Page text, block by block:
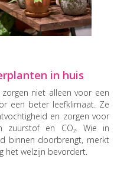
in huis
niet alleen voor een
een beter leefklimaat. Ze
en zorgen voor
zuurstof en CO₂. Wie in
binnen doorbrengt, merkt
het welzijn bevordert.